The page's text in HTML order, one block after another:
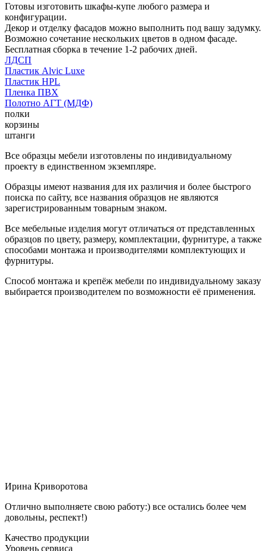
Готовы изготовить шкафы-купе любого размера и
конфигурации.
Декор и отделку фасадов можно выполнить под вашу задумку.
Возможно сочетание нескольких цветов в одном фасаде.
Бесплатная сборка в течение 1-2 рабочих дней.
ЛДСП
Пластик Alvic Luxe
Пластик HPL
Пленка ПВХ
Полотно АГТ (МДФ)
полки
корзины
штанги
Все образцы мебели изготовлены по индивидуальному
проекту в единственном экземпляре.
Образцы имеют названия для их различия и более быстрого
поиска по сайту, все названия образцов не являются
зарегистрированным товарным знаком.
Все мебельные изделия могут отличаться от представленных
образцов по цвету, размеру, комплектации, фурнитуре, а также
способами монтажа и производителями комплектующих и
фурнитуры.
Способ монтажа и крепёж мебели по индивидуальному заказу
выбирается производителем по возможности её применения.
Ирина Криворотова
Отлично выполняете свою работу:) все остались более чем
довольны, респект!)
Качество продукции
Уровень сервиса